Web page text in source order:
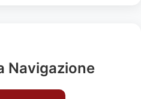
Navigazione